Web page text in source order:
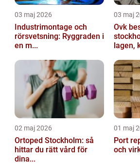
03 maj 2026
Industrimontage och
rörsvetsning: Ryggraden i
en m...
03 maj
Ovk
stockholm så
lagen,
02 maj 2026
Ortoped Stockholm: så
hittar du rätt vård för
dina...
01 maj
Port